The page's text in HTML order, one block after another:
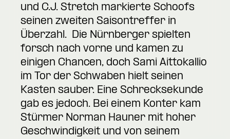
und C.J. Stretch markierte Schoofs
seinen zweiten Saisontreffer in
Überzahl. Die Nürnberger spielten
forsch nach vorne und kamen zu
einigen Chancen, doch Sami Aittokallio
im Tor der Schwaben hielt seinen
Kasten sauber. Eine Schrecksekunde
gab es jedoch. Bei einem Konter kam
Stürmer Norman Hauner mit hoher
Geschwindigkeit und von seinem